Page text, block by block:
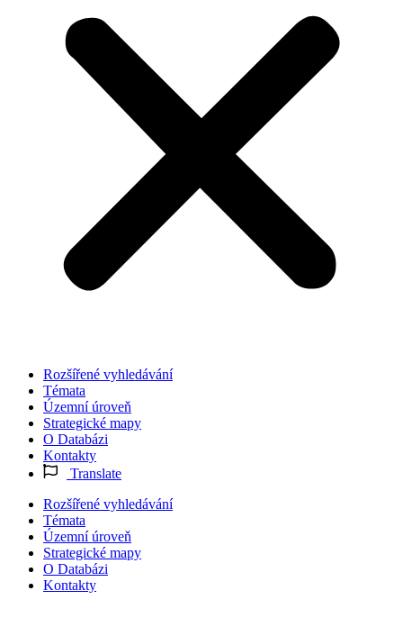
Rozšířené vyhledávání
Témata
Územní úroveň
Strategické mapy
O Databázi
Kontakty
Translate
Rozšířené vyhledávání
Témata
Územní úroveň
Strategické mapy
O Databázi
Kontakty